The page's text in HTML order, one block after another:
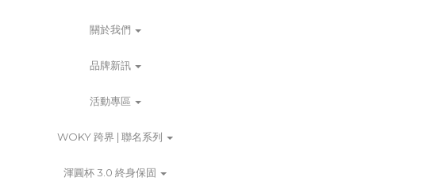
關於我們
品牌新訊
活動專區
WOKY 跨界 | 聯名系列
渾圓杯 3.0 終身保固